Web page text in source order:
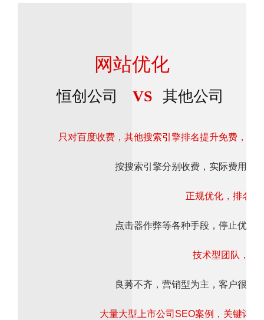
网站优化
恒创公司 VS 其他公司
只对百度收费，其他搜索引擎排名提升免费，费
按搜索引擎分别收费，实际费用高
正规优化，排名
点击器作弊等各种手段，停止优化
技术型团队，专
良莠不齐，营销型为主，客户很难
大量大型上市公司SEO案例，关键词